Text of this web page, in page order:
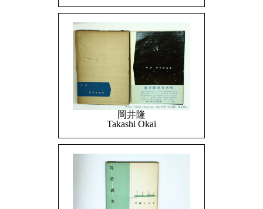
岡井隆
Takashi Okai